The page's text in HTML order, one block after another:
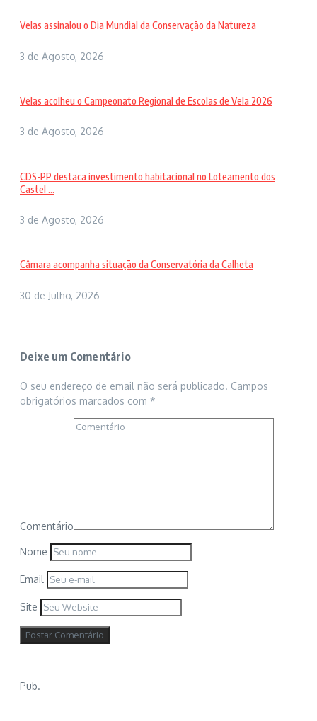
Velas assinalou o Dia Mundial da Conservação da Natureza
3 de Agosto, 2026
Velas acolheu o Campeonato Regional de Escolas de Vela 2026
3 de Agosto, 2026
CDS-PP destaca investimento habitacional no Loteamento dos
Castel ...
3 de Agosto, 2026
Câmara acompanha situação da Conservatória da Calheta
30 de Julho, 2026
Deixe um Comentário
O seu endereço de email não será publicado. Campos
obrigatórios marcados com *
Comentário
Nome
Email
Site
Pub.